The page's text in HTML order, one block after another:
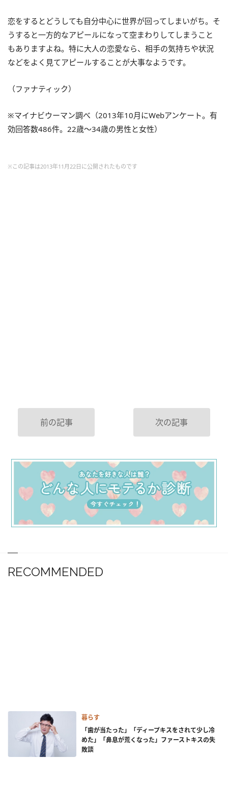
恋をするとどうしても自分中心に世界が回ってしまいがち。そ
うすると一方的なアピールになって空まわりしてしまうこと
もありますよね。特に大人の恋愛なら、相手の気持ちや状況
などをよく見てアピールすることが大事なようです。
（ファナティック）
※マイナビウーマン調べ（2013年10月にWebアンケート。有
効回答数486件。22歳～34歳の男性と女性）
※この記事は2013年11月22日に公開されたものです
前の記事 次の記事
RECOMMENDED
暮らす
「歯が当たった」「ディープキスをされて少し冷
めた」「鼻息が荒くなった」ファーストキスの失
敗談